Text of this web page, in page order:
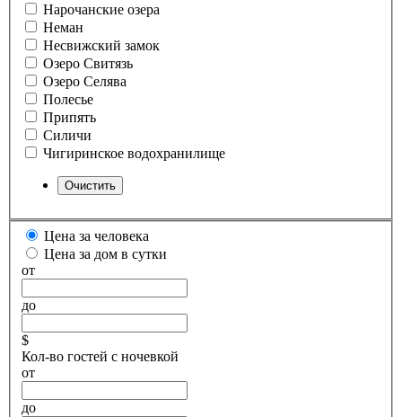
Нарочанские озера
Неман
Несвижский замок
Озеро Свитязь
Озеро Селява
Полесье
Припять
Силичи
Чигиринское водохранилище
Цена за человека
Цена за дом в сутки
от
до
$
Кол-во гостей с ночевкой
от
до